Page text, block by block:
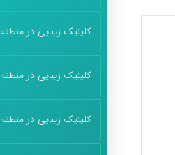
کلینیک زیبایی در منطقه 3
کلینیک زیبایی در منطقه 4
کلینیک زیبایی در منطقه 5